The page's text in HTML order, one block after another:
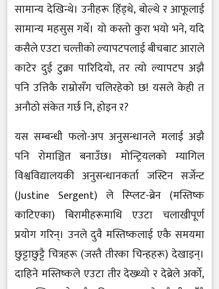
सामान्य देखिन्थे। उनीहरू हिँड्थे, बोल्थे र आफूलाई
सामान्य महसुस गर्थे। यो कस्तो कुरा भयो भने, यदि
कसैले एउटा चल्तीको ल्यापटपलाई बीचबाट आराले
काटेर दुई टुक्रा पारिदियो, तर त्यो ल्यापटप अझै
पनि उत्तिकै राम्रोसँग चलिरहेको छ! यसले केही त
अनौठो संकेत गर्छ नि, होइन र?
यस सम्बन्धी फलो-अप अनुसन्धानले मलाई अझै
पनि रोमाञ्चित बनाउँछ। मोन्ट्रियलको म्यागिल
विश्वविद्यालयकी अनुसन्धानकर्ता जस्टिन सर्जेन्ट
(Justine Sergent) ले स्प्लिट-ब्रेन (मस्तिष्क
काटिएका) बिरामीहरूमाथि एउटा चलाखीपूर्ण
प्रयोग गरिन्। उनले दुवै मस्तिष्कलाई एकै समयमा
छुट्टाछुट्टै चित्रहरू (जस्तै तीरका चिन्हहरू) देखाइन्।
दाहिने मस्तिष्कले एउटा तीर देख्थ्यो र देब्रेले अर्को,